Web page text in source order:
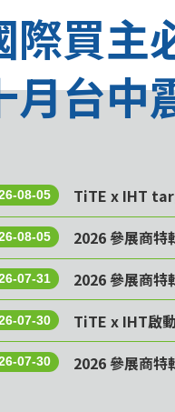
際買主
月台中
08-05 TiTE x IHT
08-05 2026 參展商特
07-31 2026 參展商特
07-30 TiTE x IHT啟
07-30 2026 參展商特